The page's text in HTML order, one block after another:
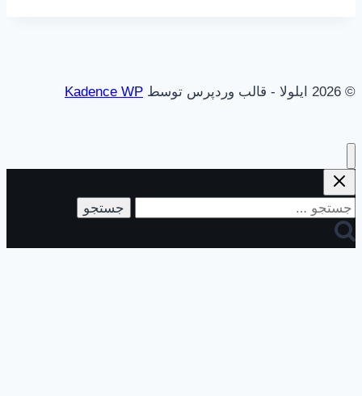
© 2026 ایلولا - قالب وردپرس توسط Kadence WP
جستجو
برای: